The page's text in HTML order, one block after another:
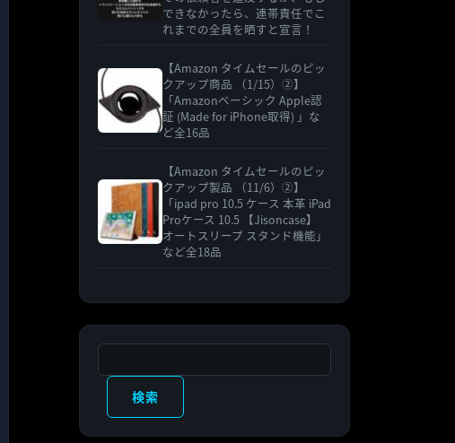
できなかったら、連帯責任でこ
れまでの全員を晒すと宣言！
【Amazon タイムセールのピッ
クアップ商品 （1/15）②】
「Amazonベーシック Apple認
証 (Made for iPhone取得) 」な
ど全16品
【Amazon タイムセールのピッ
クアップ製品 （11/6）②】
「ipad pro 10.5 ケース 本革 iPad
Proケース 10.5 【Jisoncase】
オートスリープ スタンド機能」
など全18品
検索